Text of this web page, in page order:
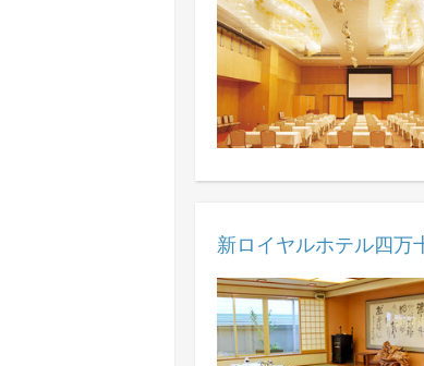
新ロイヤルホテル四万